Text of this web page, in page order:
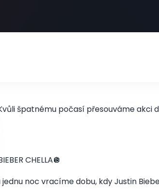
špatnému počasí přesouváme akci
CHELLA🪩
jednu noc vracíme dobu, kdy Justin